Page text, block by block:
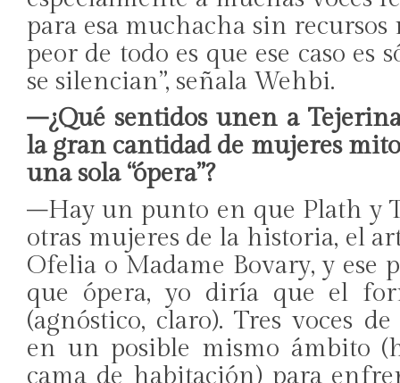
para esa muchacha sin
peor de todo es que ese caso es
se silencian”, señala Wehbi.
–¿Qué sentidos unen a
la gran cantidad de mujeres
una sola “ópera”?
–Hay un punto en que Plath y
otras mujeres de la historia, el
Ofelia o Madame Bovary, y ese
que ópera, yo diría que el
(agnóstico, claro). Tres voces
en un posible mismo ámbito
cama de habitación) para